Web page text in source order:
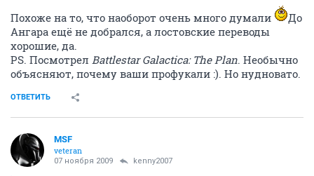
Похоже на то, что наоборот очень много думали
До
Ангара ещё не добрался, а лостовские переводы
хорошие, да.
PS. Посмотрел Battlestar Galactica: The Plan. Необычно
объясняют, почему ваши профукали :). Но нудновато.
ОТВЕТИТЬ
MSF
veteran
07 ноября 2009 kenny2007